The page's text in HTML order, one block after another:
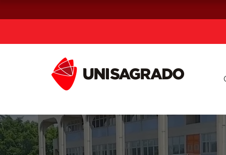
Graduação
Pós-graduação e MBA